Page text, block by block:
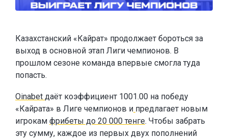
Казахстанский «Кайрат» продолжает бороться за
выход в основной этап Лиги чемпионов. В
прошлом сезоне команда впервые смогла туда
попасть.
Oinabet даёт коэффициент 1001.00 на победу
«Кайрата» в Лиге чемпионов и предлагает новым
игрокам фрибеты до 20 000 тенге. Чтобы забрать
эту сумму, каждое из первых двух пополнений